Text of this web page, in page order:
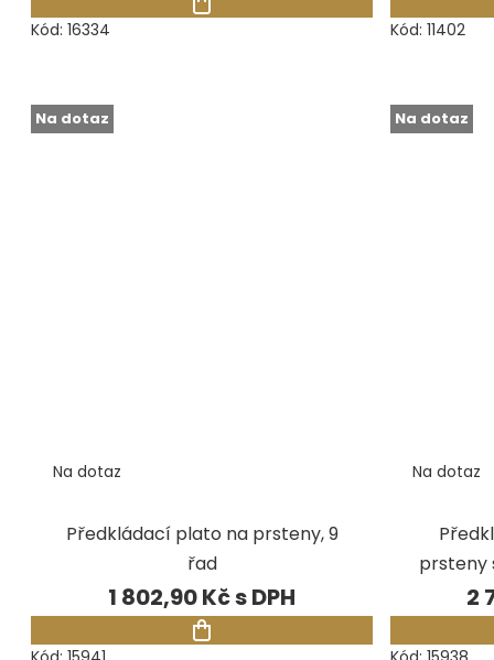
Kód: 16334 Kód: 11402
Na dotaz
Předkládací plato na prsteny, 9
řad
Na dotaz
1 802,90 Kč
Na dotaz
prsteny
Na dotaz
2